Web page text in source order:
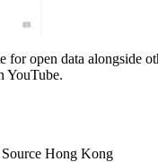
for open data alongside
YouTube.
Hong Kong